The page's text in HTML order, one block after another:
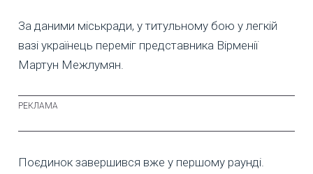
За даними міськради, у титульному бою у легкій
вазі українець переміг представника Вірменії
Мартун Межлумян.
Поєдинок завершився вже у першому раунді.